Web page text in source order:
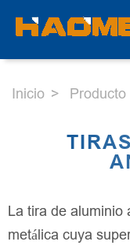
Inicio Producto
La tira de aluminio
metálica cuya